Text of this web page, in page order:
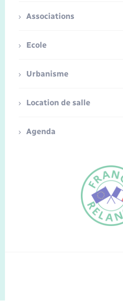
FR
Associations
Ecole
Urbanisme
Location de salle
Agenda